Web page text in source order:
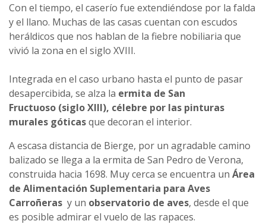
Con el tiempo, el caserío fue extendiéndose por la falda
y el llano. Muchas de las casas cuentan con escudos
heráldicos que nos hablan de la fiebre nobiliaria que
vivió la zona en el siglo XVIII.
Integrada en el caso urbano hasta el punto de pasar
desapercibida, se alza la ermita de San
Fructuoso (siglo XIII), célebre por las pinturas
murales góticasque decoran el interior.
A escasa distancia de Bierge, por un agradable camino
balizado se llega a la ermita de San Pedro de Verona,
construida hacia 1698. Muy cerca se encuentra un Área
de Alimentación Suplementaria para Aves
Carroñeras y un observatorio de aves, desde el que
es posible admirar el vuelo de las rapaces.